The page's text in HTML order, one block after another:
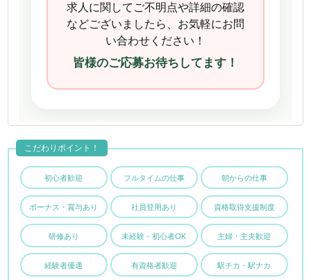
求人に関してご不明点や詳細の確認
などございましたら、お気軽にお問
い合わせください！
皆様のご応募お待ちしてます！
初心者歓迎 フルタイムの仕事 朝からの仕事
ボーナス・賞与あり 社員登用あり 資格取得支援制度
研修あり 未経験・初心者OK 主婦・主夫歓迎
経験者優遇 有資格者歓迎 駅チカ・駅ナカ
こだわりポイント！